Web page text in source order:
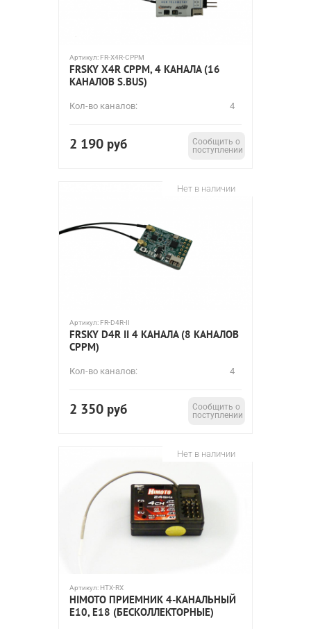
Артикул: FR-X4R-CPPM
FRSKY X4R CPPM, 4 КАНАЛА (16
КАНАЛОВ S.BUS)
Кол-во каналов: 4
2 190 руб
Сообщить о
поступлении
Нет в наличии
Артикул: FR-D4R-II
FRSKY D4R II 4 КАНАЛА (8 КАНАЛОВ
CPPM)
Кол-во каналов: 4
2 350 руб
Сообщить о
поступлении
Нет в наличии
Артикул: HTX-RX
HIMOTO ПРИЕМНИК 4-КАНАЛЬНЫЙ
E10, E18 (БЕСКОЛЛЕКТОРНЫЕ)